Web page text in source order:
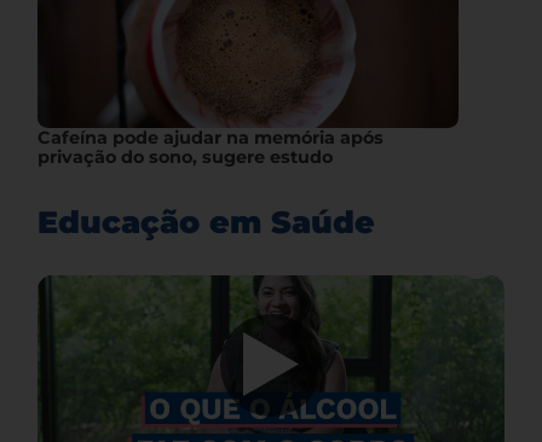
Cafeína pode ajudar na memória após
privação do sono, sugere estudo
Educação em Saúde